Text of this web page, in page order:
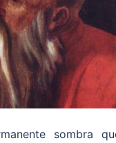
sombra